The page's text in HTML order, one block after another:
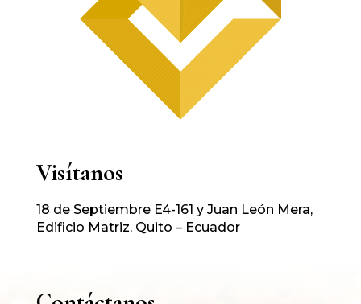
Visítanos
18 de Septiembre E4-161 y Juan León Mera,
Edificio Matriz, Quito – Ecuador